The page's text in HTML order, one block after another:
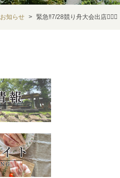
お知らせ 緊急‼︎7/28競り舟大会出店🚣‍♂️✨